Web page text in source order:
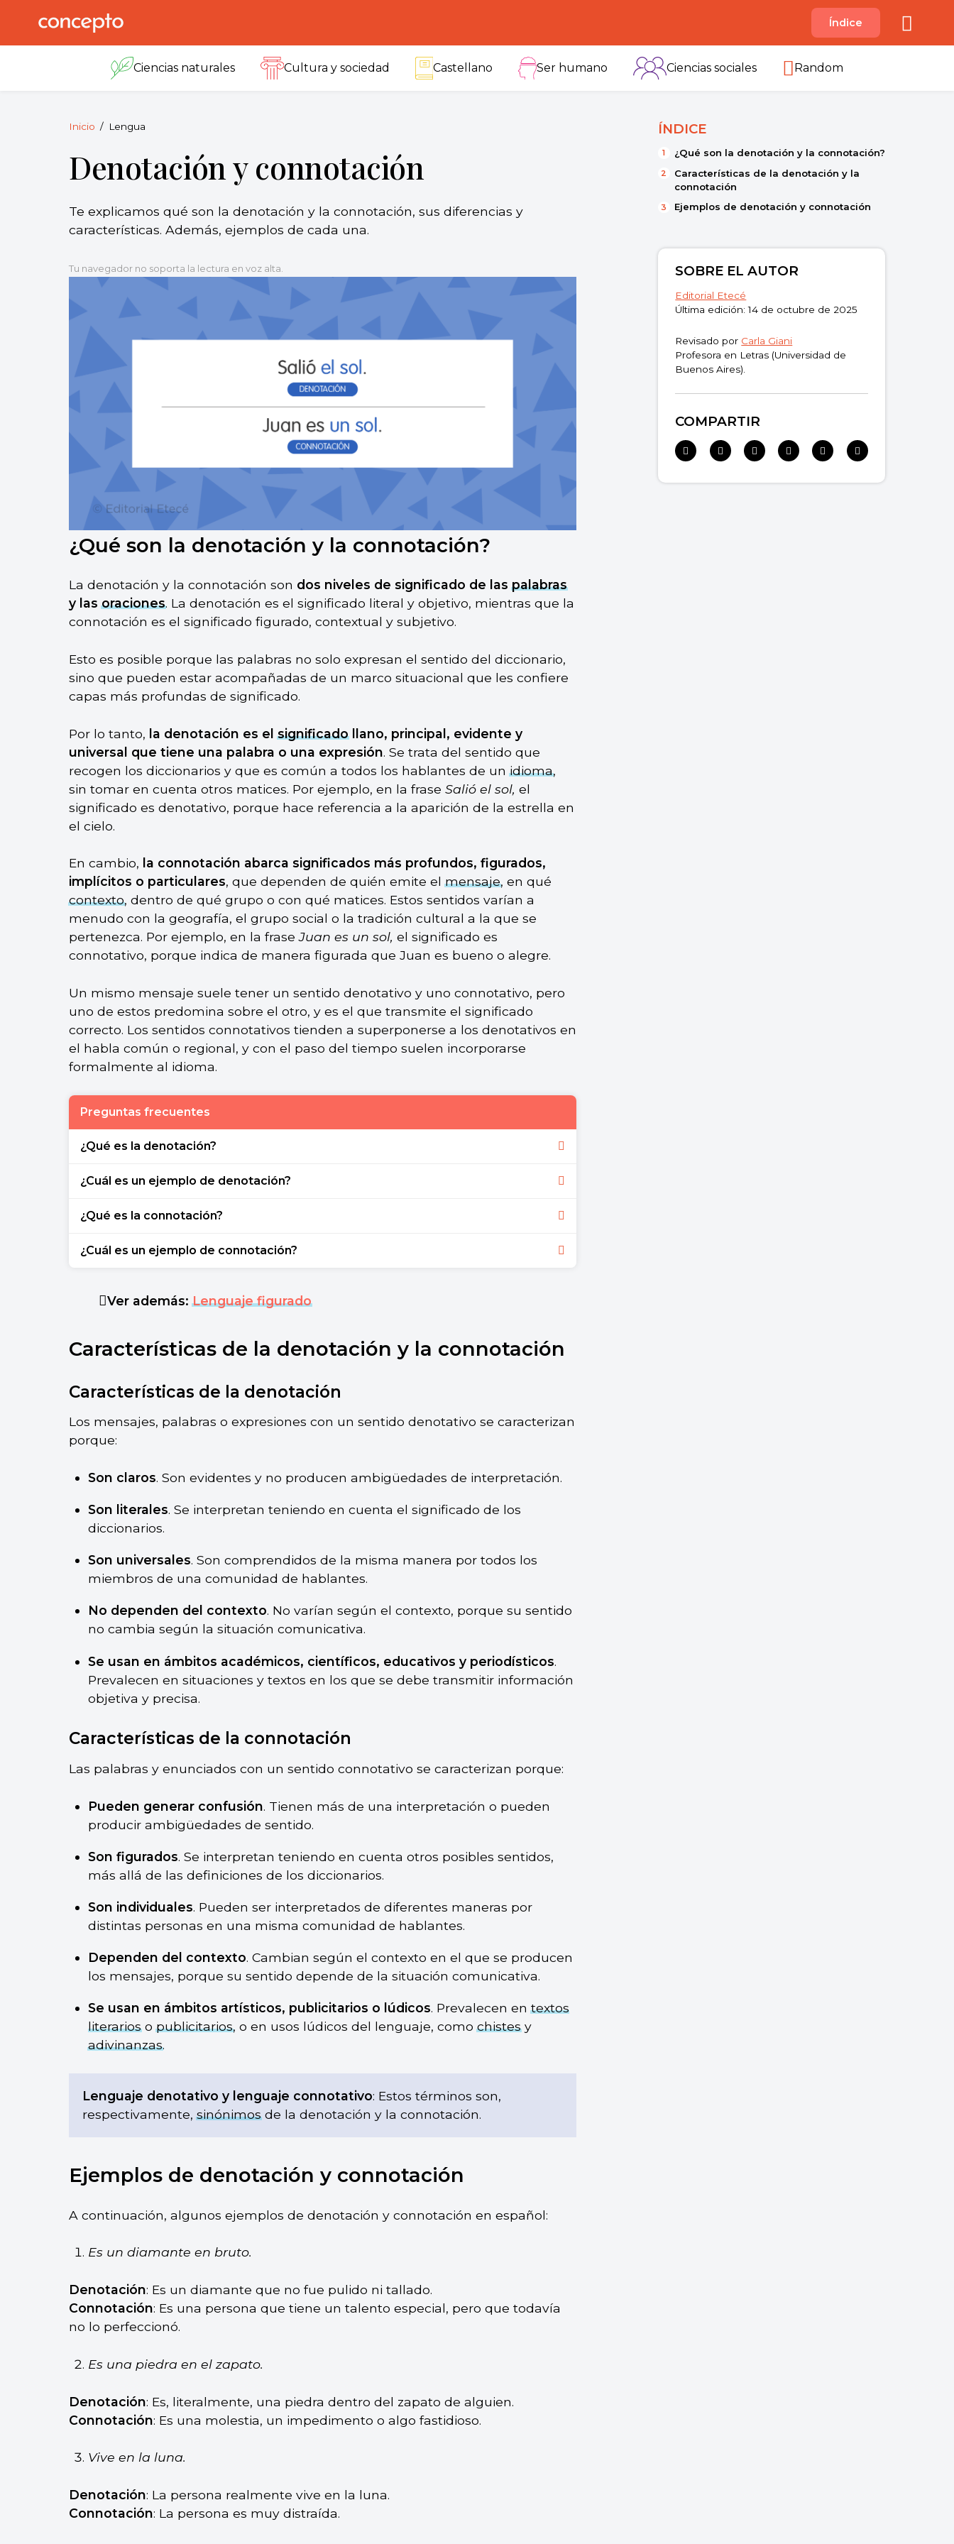
reservados.
B C
Índice
Ciencias naturales Cultura y sociedad Castellano Ser humano Ciencias sociales Random
Inicio Lengua
Denotación y connotación
Te explicamos qué son la denotación y la connotación, sus diferencias y
características. Además, ejemplos de cada una.
Tu navegador no soporta la lectura en voz alta.
¿Qué son la denotación y la connotación?
La denotación y la connotación son dos niveles de significado de laspalabras
y lasoraciones. La denotación es el significado literal y objetivo, mientras que la
connotación es el significado figurado, contextual y subjetivo.
Esto es posible porque las palabras no solo expresan el sentido del diccionario,
sino que pueden estar acompañadas de un marco situacional que les confiere
capas más profundas de significado.
Por lo tanto, la denotación es elsignificadollano, principal, evidente y
universal que tiene una palabra o una expresión. Se trata del sentido que
recogen los diccionarios y que es común a todos los hablantes de unidioma,
sin tomar en cuenta otros matices. Por ejemplo, en la frase Salió el sol, el
significado es denotativo, porque hace referencia a la aparición de la estrella en
el cielo.
En cambio, la connotación abarca significados más profundos, figurados,
implícitos o particulares, que dependen de quién emite elmensaje, en qué
contexto, dentro de qué grupo o con qué matices. Estos sentidos varían a
menudo con la geografía, el grupo social o la tradición cultural a la que se
pertenezca. Por ejemplo, en la fraseJuan es un sol, el significado es
connotativo, porque indica de manera figurada que Juan es bueno o alegre.
Un mismo mensaje suele tener un sentido denotativo y uno connotativo, pero
uno de estos predomina sobre el otro, y es el que transmite el significado
correcto. Los sentidos connotativos tienden a superponerse a los denotativos en
el habla común o regional, y con el paso del tiempo suelen incorporarse
formalmente al idioma.
Preguntas frecuentes
¿Qué es la denotación?
¿Cuál es un ejemplo de denotación?
¿Qué es la connotación?
¿Cuál es un ejemplo de connotación?
Ver además:Lenguaje figurado
Características de la denotación y la connotación
Características de la denotación
Los mensajes, palabras o expresiones con un sentido denotativo se caracterizan
porque:
Son claros. Son evidentes y no producen ambigüedades de interpretación.
Son literales. Se interpretan teniendo en cuenta el significado de los
diccionarios.
Son universales. Son comprendidos de la misma manera por todos los
miembros de una comunidad de hablantes.
No dependen del contexto. No varían según el contexto, porque su sentido
no cambia según la situación comunicativa.
Se usan en ámbitos académicos, científicos, educativos y periodísticos.
Prevalecen en situaciones y textos en los que se debe transmitir información
objetiva y precisa.
Características de la connotación
Las palabras y enunciados con un sentido connotativo se caracterizan porque:
Pueden generar confusión. Tienen más de una interpretación o pueden
producir ambigüedades de sentido.
Son figurados. Se interpretan teniendo en cuenta otros posibles sentidos,
más allá de las definiciones de los diccionarios.
Son individuales. Pueden ser interpretados de diferentes maneras por
distintas personas en una misma comunidad de hablantes.
Dependen del contexto. Cambian según el contexto en el que se producen
los mensajes, porque su sentido depende de la situación comunicativa.
Se usan en ámbitos artísticos, publicitarios o lúdicos. Prevalecen entextos
literariosopublicitarios, o en usos lúdicos del lenguaje, comochistesy
adivinanzas.
Lenguaje denotativo y lenguaje connotativo: Estos términos son,
respectivamente,sinónimosde la denotación y la connotación.
Ejemplos de denotación y connotación
A continuación, algunos ejemplos de denotación y connotación en español:
Es un diamante en bruto.
Denotación: Es un diamante que no fue pulido ni tallado.
Connotación: Es una persona que tiene un talento especial, pero que todavía
no lo perfeccionó.
Es una piedra en el zapato.
Denotación: Es, literalmente, una piedra dentro del zapato de alguien.
Connotación: Es una molestia, un impedimento o algo fastidioso.
Vive en la luna.
Denotación: La persona realmente vive en la luna.
Connotación: La persona es muy distraída.
ÍNDICE
¿Qué son la denotación y la connotación?
Características de la denotación y la
connotación
Ejemplos de denotación y connotación
SOBRE EL AUTOR
Editorial Etecé
Última edición: 14 de octubre de 2025
Revisado por Carla Giani
Profesora en Letras (Universidad de
Buenos Aires).
COMPARTIR